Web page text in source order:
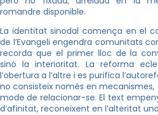
romandre disponible.
La identitat sinodal comença en el
de l’Evangeli engendra comunitats
recorda que el primer lloc de la
sinó la interioritat. La reforma
l’obertura a l’altre i es purifica
no consisteix només en mecanismes,
mode de relacionar-se. El text
d’afinitat, reconeixent en l’alteritat